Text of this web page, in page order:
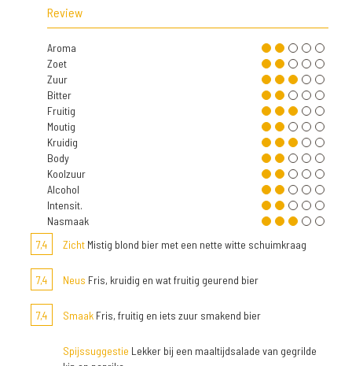
Review
Aroma
Zoet
Zuur
Bitter
Fruitig
Moutig
Kruidig
Body
Koolzuur
Alcohol
Intensit.
Nasmaak
7,4
Zicht Mistig blond bier met een nette witte schuimkraag
7,4 Neus Fris, kruidig en wat fruitig geurend bier
7,4 Smaak Fris, fruitig en iets zuur smakend bier
Spijssuggestie Lekker bij een maaltijdsalade van gegrilde